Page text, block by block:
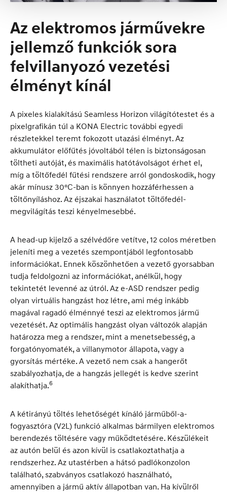
Az elektromos járművekre
jellemző funkciók sora
felvillanyozó vezetési
élményt kínál
A pixeles kialakítású Seamless Horizon világítótestet és a
pixelgrafikán túl a KONA Electric további egyedi
részletekkel teremt fokozott utazási élményt. Az
akkumulátor előfűtés jóvoltából télen is biztonságosan
töltheti autóját, és maximális hatótávolságot érhet el,
míg a töltőfedél fűtési rendszere arról gondoskodik, hogy
akár mínusz 30°C-ban is könnyen hozzáférhessen a
töltőnyíláshoz. Az éjszakai használatot töltőfedél-
megvilágítás teszi kényelmesebbé.
A head-up kijelző a szélvédőre vetítve, 12 colos méretben
jeleníti meg a vezetés szempontjából legfontosabb
információkat. Ennek köszönhetően a vezető gyorsabban
tudja feldolgozni az információkat, anélkül, hogy
tekintetét levenné az útról. Az e-ASD rendszer pedig
olyan virtuális hangzást hoz létre, ami még inkább
magával ragadó élménnyé teszi az elektromos jármű
vezetését. Az optimális hangzást olyan változók alapján
határozza meg a rendszer, mint a menetsebesség, a
forgatónyomaték, a villanymotor állapota, vagy a
gyorsítás mértéke. A vezető nem csak a hangerőt
szabályozhatja, de a hangzás jellegét is kedve szerint
alakíthatja.6
A kétirányú töltés lehetőségét kínáló járműből-a-
fogyasztóra (V2L) funkció alkalmas bármilyen elektromos
berendezés töltésére vagy működtetésére. Készülékeit
az autón belül és azon kívül is csatlakoztathatja a
rendszerhez. Az utastérben a hátsó padlókonzolon
található, szabványos csatlakozó használható,
amennyiben a jármű aktív állapotban van. Ha kívülről